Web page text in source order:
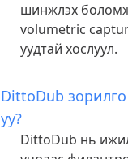
шинжлэх
volumetric
уудтай хослуул.
DittoDub
уу?
DittoDub нь